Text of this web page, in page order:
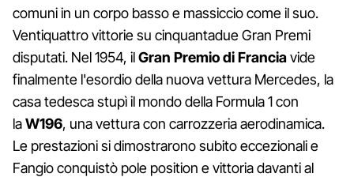
comuni in un corpo basso e massiccio come il suo.
Ventiquattro vittorie su cinquantadue Gran Premi
disputati. Nel 1954, ilGran Premio di Franciavide
finalmente l'esordio della nuova vettura Mercedes, la
casa tedesca stupì il mondo della Formula 1 con
laW196, una vettura con carrozzeria aerodinamica.
Le prestazioni si dimostrarono subito eccezionali e
Fangio conquistò pole position e vittoria davanti al